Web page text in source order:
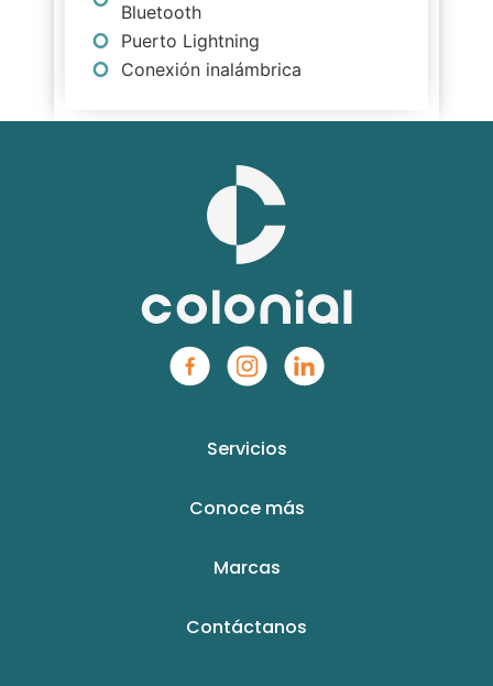
Bluetooth
Puerto Lightning
Conexión inalámbrica
Servicios
Conoce más
Marcas
Contáctanos